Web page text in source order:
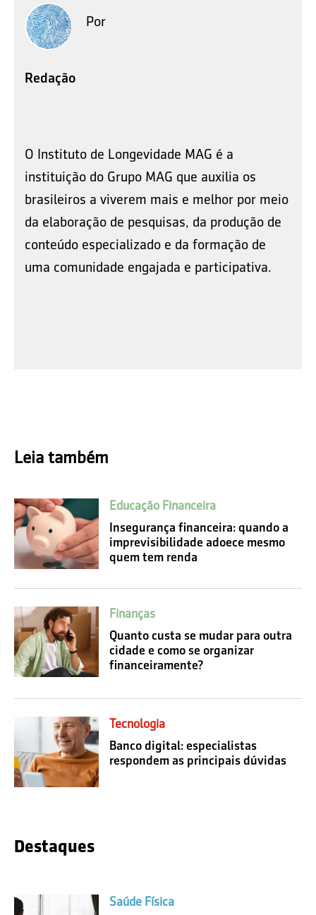
Por
Redação
O Instituto de Longevidade MAG é a
instituição do Grupo MAG que auxilia os
brasileiros a viverem mais e melhor por meio
da elaboração de pesquisas, da produção de
conteúdo especializado e da formação de
uma comunidade engajada e participativa.
Leia também
Educação Financeira
Insegurança financeira: quando a
imprevisibilidade adoece mesmo
quem tem renda
Finanças
Quanto custa se mudar para outra
cidade e como se organizar
financeiramente?
Tecnologia
Banco digital: especialistas
respondem as principais dúvidas
Destaques
Saúde Física